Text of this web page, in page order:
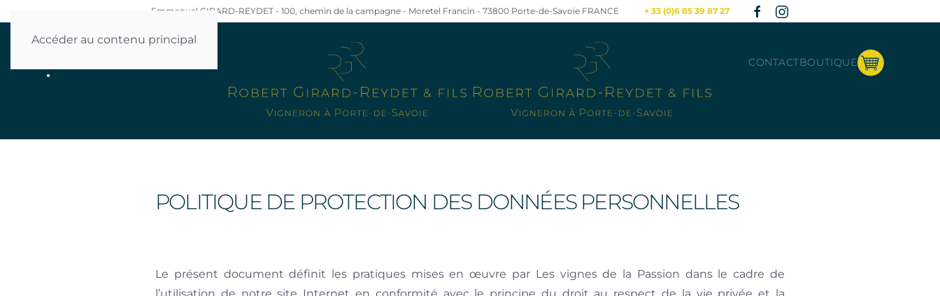
Accéder au contenu principal
Emmanuel GIRARD-REYDET - 100, chemin de la campagne - Moretel Francin - 73800 Porte-de-Savoie FRANCE + 33 (0)6 85 39 87 27
CONTACTBOUTIQUE
POLITIQUE DE PROTECTION DES DONNÉES PERSONNELLES
Le présent document définit les pratiques mises en œuvre par Les vignes de la Passion dans le cadre de